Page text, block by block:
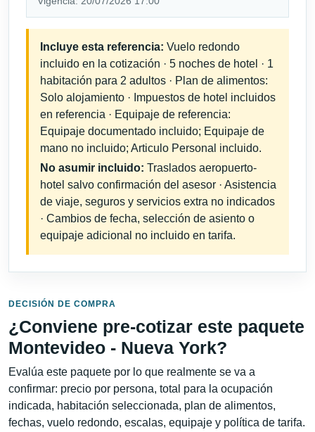
Incluye esta referencia: Vuelo redondo
incluido en la cotización · 5 noches de hotel · 1
habitación para 2 adultos · Plan de alimentos:
Solo alojamiento · Impuestos de hotel incluidos
en referencia · Equipaje de referencia:
Equipaje documentado incluido; Equipaje de
mano no incluido; Articulo Personal incluido.
No asumir incluido: Traslados aeropuerto-
hotel salvo confirmación del asesor · Asistencia
de viaje, seguros y servicios extra no indicados
· Cambios de fecha, selección de asiento o
equipaje adicional no incluido en tarifa.
DECISIÓN DE COMPRA
¿Conviene pre-cotizar este paquete
Montevideo - Nueva York?
Evalúa este paquete por lo que realmente se va a
confirmar: precio por persona, total para la ocupación
indicada, habitación seleccionada, plan de alimentos,
fechas, vuelo redondo, escalas, equipaje y política de tarifa.